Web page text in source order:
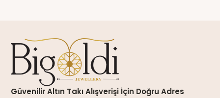
Güvenilir Altın Takı Alışverişi İçin Doğru Adres